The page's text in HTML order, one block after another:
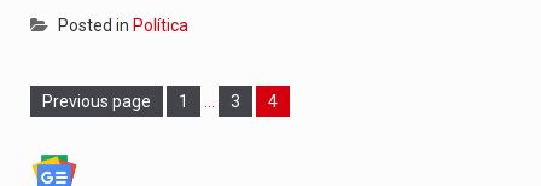
Posted in Política
Previous page Page
1 Page
3 Page
4